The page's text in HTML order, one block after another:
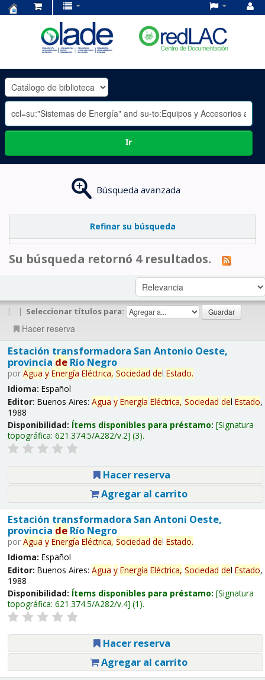
OLADE
-
Ir
Búsqueda avanzada
Refinar su búsqueda
Su búsqueda retornó 4 resultados.
| | Seleccionar títulos para:
Hacer reserva
Estación transformadora San Antonio Oeste,
provincia deRío Negro
por Agua y Energía Eléctrica, Sociedad del Estado.
Idioma: Español
Editor: Buenos Aires: Agua y Energía Eléctrica, Sociedad del Estado,
1988
Disponibilidad: Ítems disponibles para préstamo: Signatura
topográfica: 621.374.5/A282/v.2 (3).
Hacer reserva
Agregar al carrito
Estación transformadora San Antoni Oeste,
provincia deRío Negro
por Agua y Energía Eléctrica, Sociedad del Estado.
Idioma: Español
Editor: Buenos Aires: Agua y Energía Eléctrica, Sociedad del Estado,
1988
Disponibilidad: Ítems disponibles para préstamo: Signatura
topográfica: 621.374.5/A282/v.4 (1).
Hacer reserva
Agregar al carrito